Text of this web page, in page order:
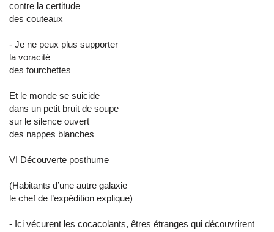
contre la certitude
des couteaux
- Je ne peux plus supporter
la voracité
des fourchettes
Et le monde se suicide
dans un petit bruit de soupe
sur le silence ouvert
des nappes blanches
VI Découverte posthume
(Habitants d’une autre galaxie
le chef de l’expédition explique)
- Ici vécurent les cocacolants, êtres étranges qui découvrirent